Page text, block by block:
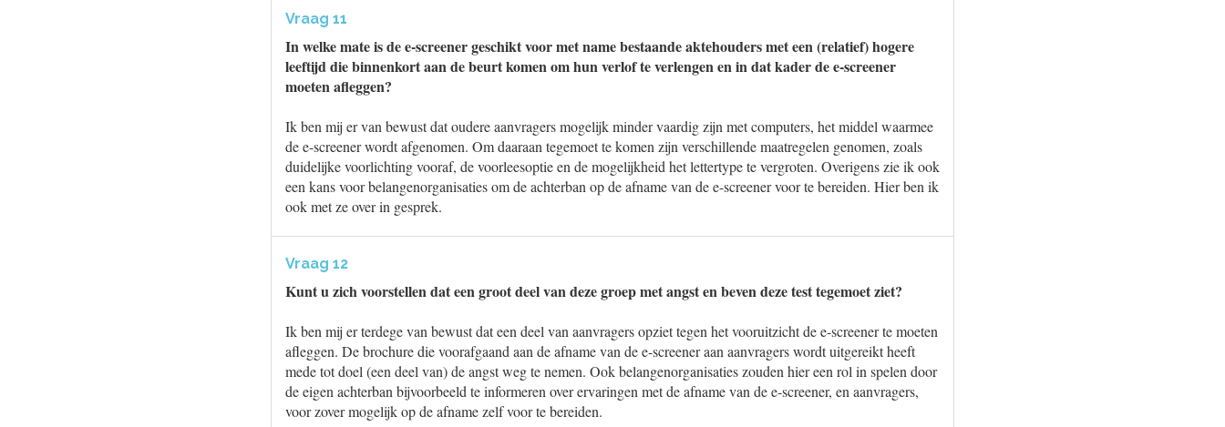
Vraag 11
In welke mate is de e-screener geschikt voor met name bestaande aktehouders met een (relatief) hogere
leeftijd die binnenkort aan de beurt komen om hun verlof te verlengen en in dat kader de e-screener
moeten afleggen?
Ik ben mij er van bewust dat oudere aanvragers mogelijk minder vaardig zijn met computers, het middel waarmee
de e-screener wordt afgenomen. Om daaraan tegemoet te komen zijn verschillende maatregelen genomen, zoals
duidelijke voorlichting vooraf, de voorleesoptie en de mogelijkheid het lettertype te vergroten. Overigens zie ik ook
een kans voor belangenorganisaties om de achterban op de afname van de e-screener voor te bereiden. Hier ben ik
ook met ze over in gesprek.
Vraag 12
Kunt u zich voorstellen dat een groot deel van deze groep met angst en beven deze test tegemoet ziet?
Ik ben mij er terdege van bewust dat een deel van aanvragers opziet tegen het vooruitzicht de e-screener te moeten
afleggen. De brochure die voorafgaand aan de afname van de e-screener aan aanvragers wordt uitgereikt heeft
mede tot doel (een deel van) de angst weg te nemen. Ook belangenorganisaties zouden hier een rol in spelen door
de eigen achterban bijvoorbeeld te informeren over ervaringen met de afname van de e-screener, en aanvragers,
voor zover mogelijk op de afname zelf voor te bereiden.